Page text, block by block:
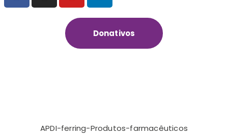
Donativos
APDI-ferring-Produtos-farmacêuticos